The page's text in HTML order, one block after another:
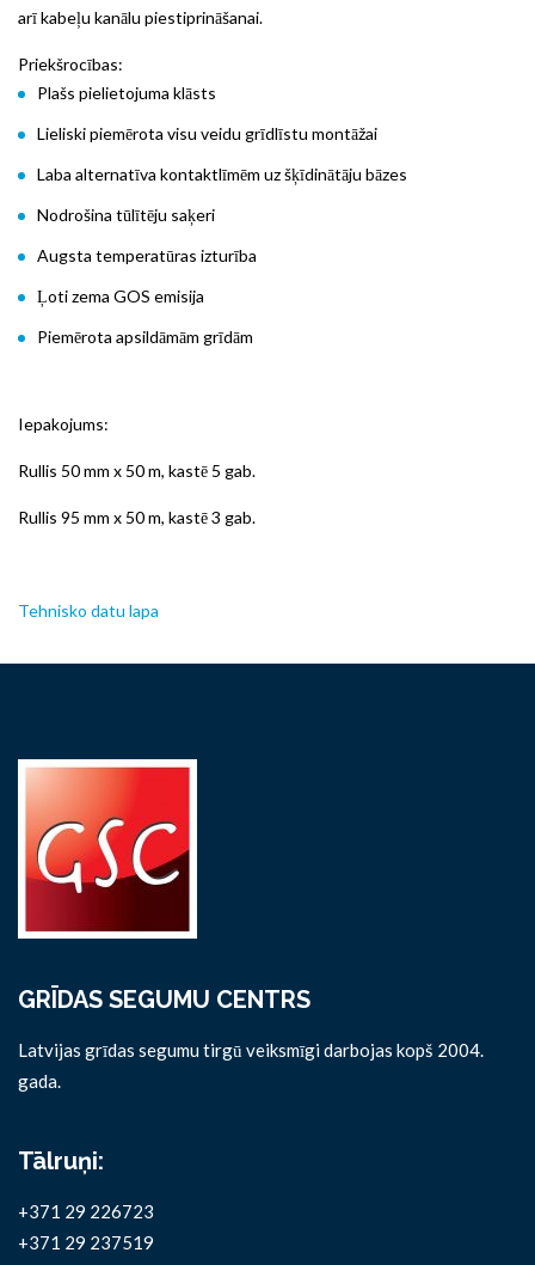
arī kabeļu kanālu piestiprināšanai.
Priekšrocības:
Plašs pielietojuma klāsts
Lieliski piemērota visu veidu grīdlīstu montāžai
Laba alternatīva kontaktlīmēm uz šķīdinātāju bāzes
Nodrošina tūlītēju saķeri
Augsta temperatūras izturība
Ļoti zema GOS emisija
Piemērota apsildāmām grīdām
Iepakojums:
Rullis 50 mm x 50 m, kastē 5 gab.
Rullis 95 mm x 50 m, kastē 3 gab.
Tehnisko datu lapa
GRĪDAS SEGUMU CENTRS
Latvijas grīdas segumu tirgū veiksmīgi darbojas kopš 2004.
gada.
Tālruņi:
+371 29 226723
+371 29 237519